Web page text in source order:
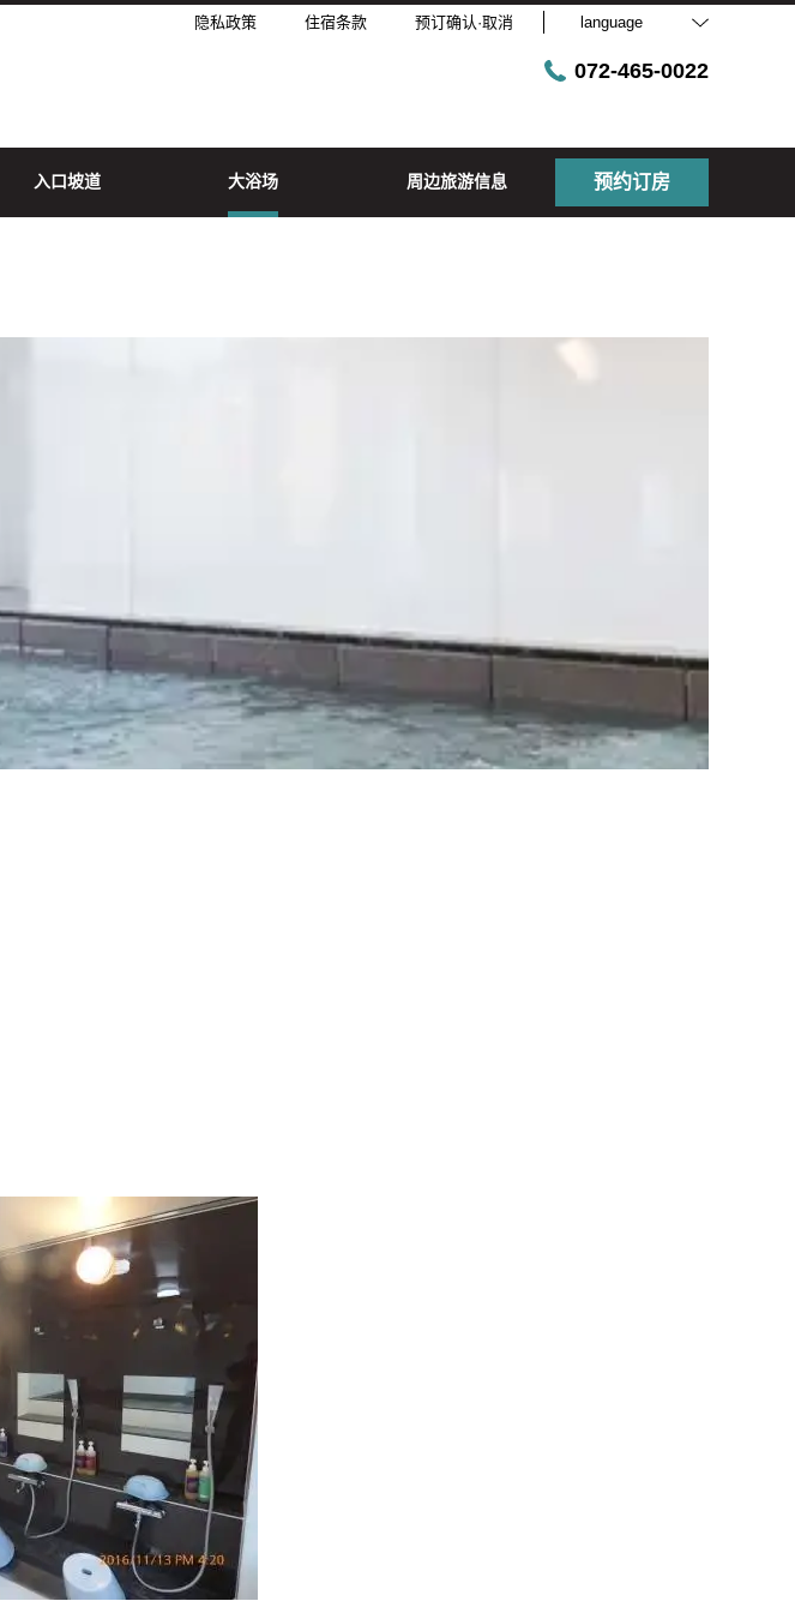
隐私政策 住宿条款 预订确认·取消 language
072-465-0022
入口坡道 大浴场 周边旅游信息 预约订房